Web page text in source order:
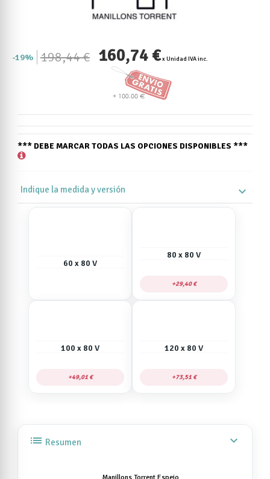
19% 198,44 € 160,74 €x Unidad IVA inc.
*** DEBE MARCAR TODAS LAS OPCIONES DISPONIBLES ***
Indique la medida y versión expand_more
60 x 80 V
80 x 80 V
29,40 €
100 x 80 V
49,01 €
120 x 80 V
73,51 €
list Resumen expand_more